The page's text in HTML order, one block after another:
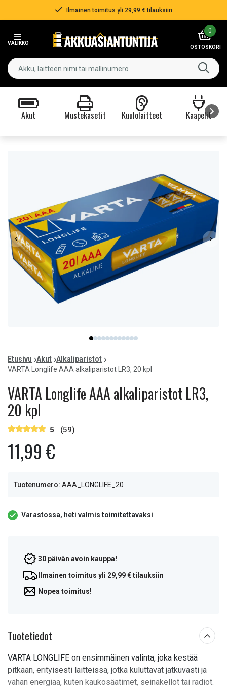
Ilmainen toimitus yli 29,99 € tilauksiin
VALIKKO
0
OSTOSKORI
Akut Mustekasetit Kuulolaitteet Kaapelit
item
0
item
1
item
2
item
3
item
item
item
item
item
item
item
item
of
12
Etusivu Akut Alkaliparistot
VARTA Longlife AAA alkaliparistot LR3, 20 kpl
VARTA Longlife AAA alkaliparistot LR3,
20 kpl
5 (59)
11,99 €
Tuotenumero: AAA_LONGLIFE_20
Varastossa, heti valmis toimitettavaksi
30 päivän avoin kauppa!
Ilmainen toimitus yli 29,99 € tilauksiin
Nopea toimitus!
Tuotetiedot
VARTA LONGLIFE on ensimmäinen valinta, joka kestää
pitkään, erityisesti laitteissa, jotka kuluttavat jatkuvasti ja
vähän energiaa, kuten kaukosäätimet, seinäkellot tai radiot.